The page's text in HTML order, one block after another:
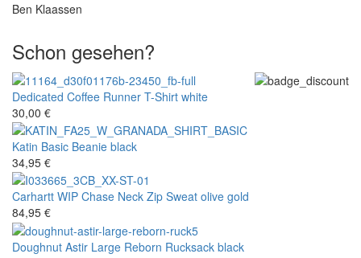
Ben Klaassen
Schon gesehen?
Dedicated Coffee Runner T-Shirt white
30,00 €
Katin Basic Beanie black
34,95 €
Carhartt WIP Chase Neck Zip Sweat olive gold
84,95 €
Doughnut Astir Large Reborn Rucksack black